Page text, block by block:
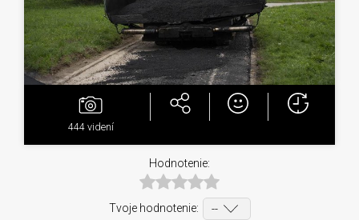
444videní
Hodnotenie:
Tvoje hodnotenie: